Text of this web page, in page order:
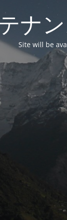
ナ
Site will be